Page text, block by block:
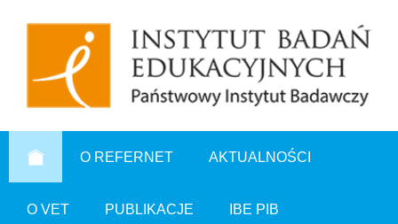
O REFERNET AKTUALNOŚCI
O VET PUBLIKACJE IBE PIB